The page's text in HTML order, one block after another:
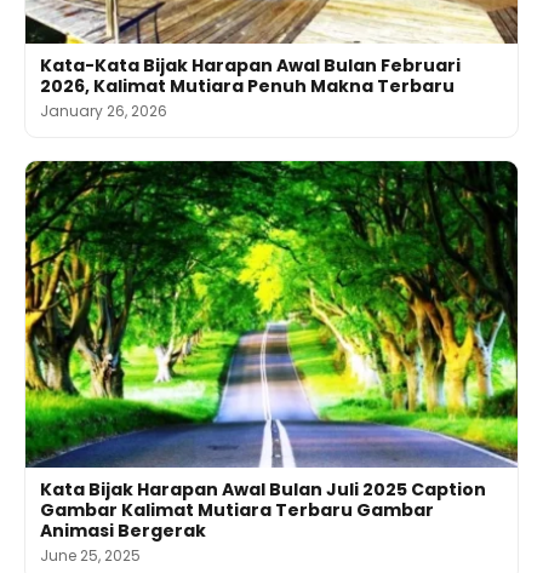
Kata-Kata Bijak Harapan Awal Bulan Februari
2026, Kalimat Mutiara Penuh Makna Terbaru
January 26, 2026
Kata Bijak Harapan Awal Bulan Juli 2025 Caption
Gambar Kalimat Mutiara Terbaru Gambar
Animasi Bergerak
June 25, 2025